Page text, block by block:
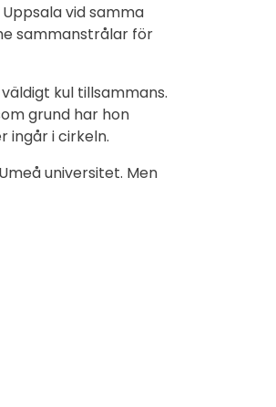
vid samma
sammanstrålar för
kul tillsammans.
grund har hon
ingår i cirkeln.
universitet. Men